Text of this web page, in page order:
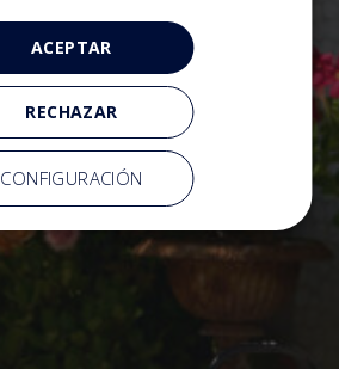
ACEPTAR
RECHAZAR
CONFIGURACIÓN